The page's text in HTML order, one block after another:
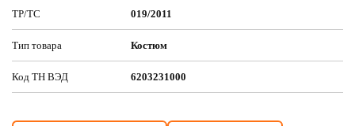
ТР/ТС 019/2011
Тип товара Костюм
Код ТН ВЭД 6203231000